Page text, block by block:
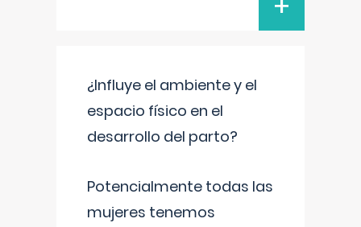
¿Influye el ambiente y el
espacio físico en el
desarrollo del parto?
Potencialmente todas las
mujeres tenemos